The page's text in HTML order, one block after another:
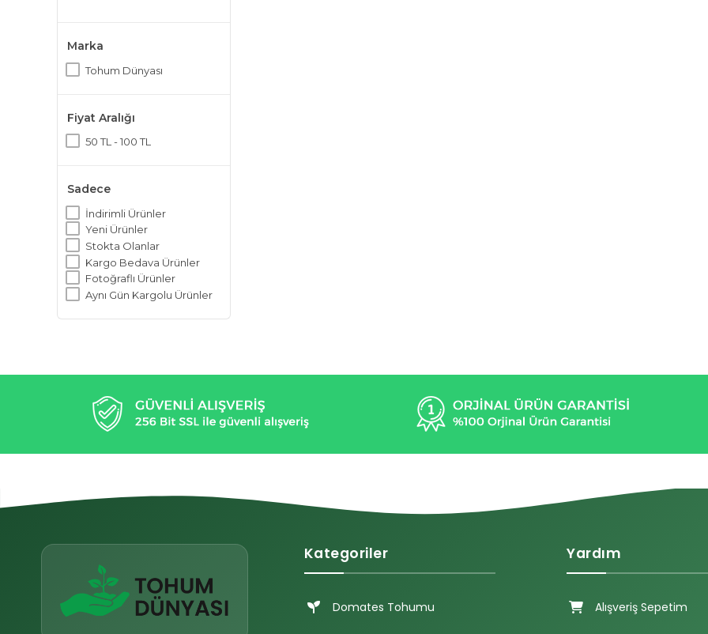
Marka
Tohum Dünyası
Fiyat Aralığı
50 TL - 100 TL
Sadece
İndirimli Ürünler
Yeni Ürünler
Stokta Olanlar
Kargo Bedava Ürünler
Fotoğraflı Ürünler
Aynı Gün Kargolu Ürünler
Kategoriler
Domates Tohumu
Yardım
Alışveriş Sepetim